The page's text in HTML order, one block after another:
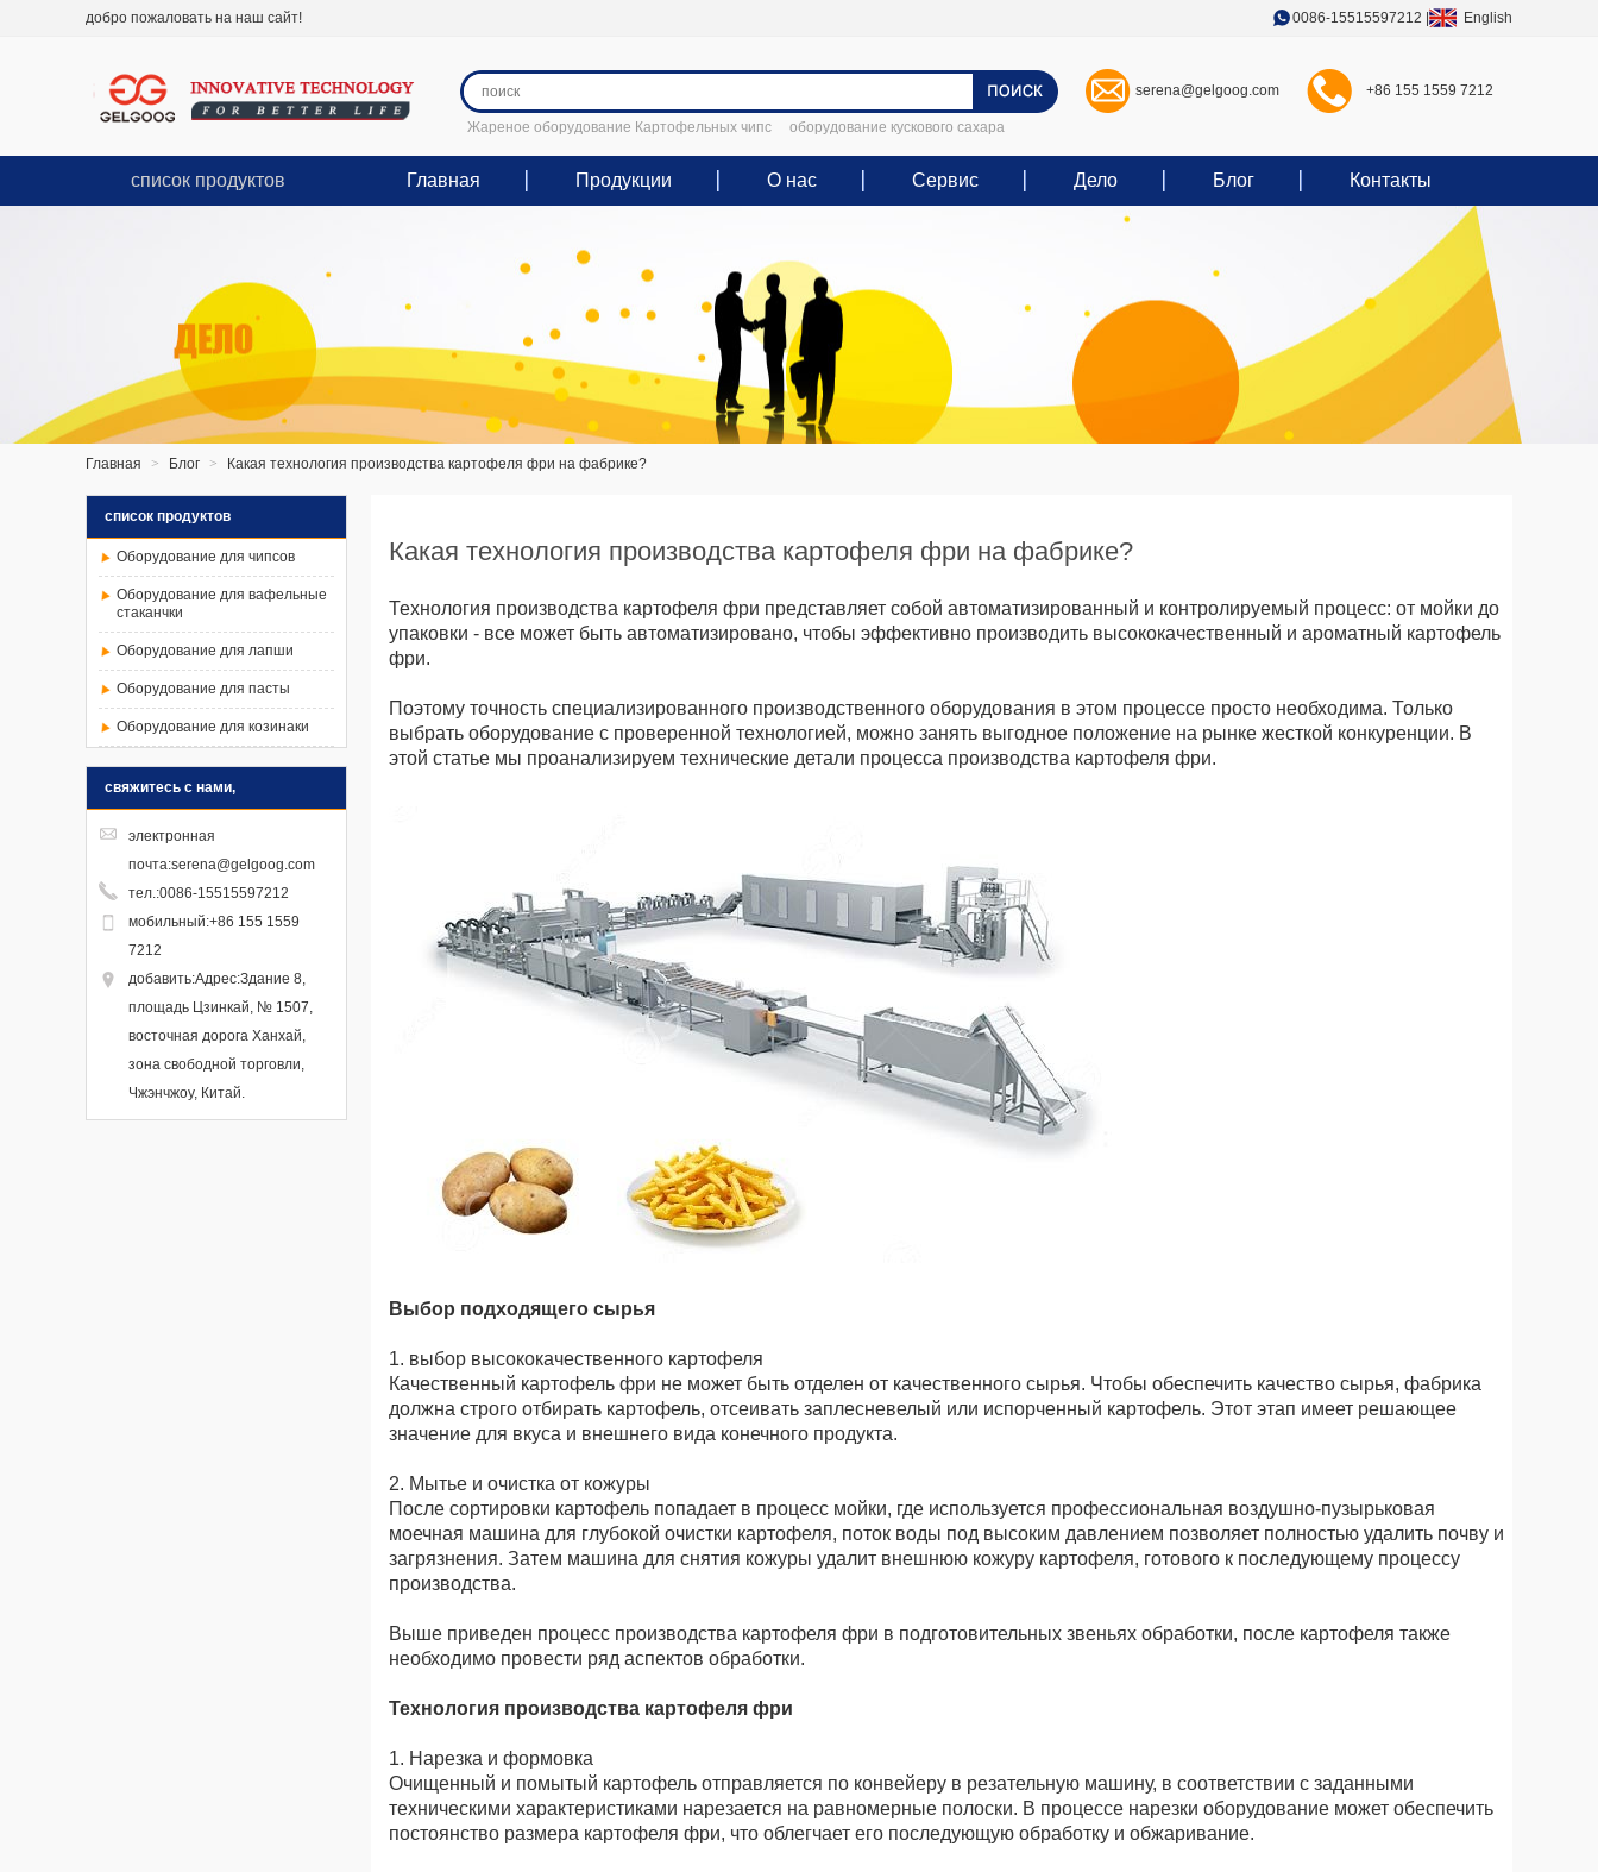
добро пожаловать на наш сайт! 0086-15515597212 English
Жареное оборудование Картофельных чипс оборудование кускового сахара
serena@gelgoog.com +86 155 1559 7212
список продуктов Главная Продукции О нас Сервис Дело Блог Контакты
Главная > Блог > Какая технология производства картофеля фри на фабрике?
Какая технология производства картофеля фри на фабрике?
Технология производства картофеля фри представляет собой автоматизированный и контролируемый процесс: от мойки до
упаковки - все может быть автоматизировано, чтобы эффективно производить высококачественный и ароматный картофель
фри.
Поэтому точность специализированного производственного оборудования в этом процессе просто необходима. Только
выбрать оборудование с проверенной технологией, можно занять выгодное положение на рынке жесткой конкуренции. В
этой статье мы проанализируем технические детали процесса производства картофеля фри.
Выбор подходящего сырья
1. выбор высококачественного картофеля
Качественный картофель фри не может быть отделен от качественного сырья. Чтобы обеспечить качество сырья, фабрика
должна строго отбирать картофель, отсеивать заплесневелый или испорченный картофель. Этот этап имеет решающее
значение для вкуса и внешнего вида конечного продукта.
2. Мытье и очистка от кожуры
После сортировки картофель попадает в процесс мойки, где используется профессиональная воздушно-пузырьковая
моечная машина для глубокой очистки картофеля, поток воды под высоким давлением позволяет полностью удалить почву и
загрязнения. Затем машина для снятия кожуры удалит внешнюю кожуру картофеля, готового к последующему процессу
производства.
Выше приведен процесс производства картофеля фри в подготовительных звеньях обработки, после картофеля также
необходимо провести ряд аспектов обработки.
Технология производства картофеля фри
1. Нарезка и формовка
Очищенный и помытый картофель отправляется по конвейеру в резательную машину, в соответствии с заданными
техническими характеристиками нарезается на равномерные полоски. В процессе нарезки оборудование может обеспечить
постоянство размера картофеля фри, что облегчает его последующую обработку и обжаривание.
список продуктов
Оборудование для чипсов
Оборудование для вафельные
стаканчки
Оборудование для лапши
Оборудование для пасты
Оборудование для козинаки
свяжитесь с нами,
электронная
почта:serena@gelgoog.com
тел.:0086-15515597212
мобильный:+86 155 1559
7212
добавить:Адрес:Здание 8,
площадь Цзинкай, № 1507,
восточная дорога Ханхай,
зона свободной торговли,
Чжэнчжоу, Китай.